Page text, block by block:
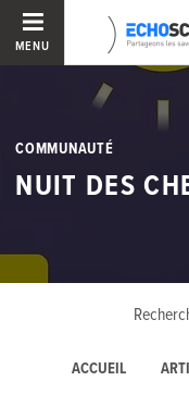
MENU
COMMUNAUTÉ
NUIT DES
ACCUEIL